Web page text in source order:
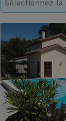
Sélectionnez